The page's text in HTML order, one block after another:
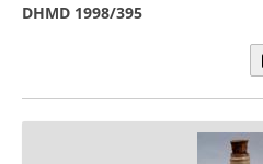
DHMD 1998/395